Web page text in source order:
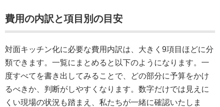
費用の内訳と項目別の目安
対面キッチン化に必要な費用内訳は、大きく9項目ほどに分
類できます。一覧にまとめると以下のようになります。一
度すべてを書き出してみることで、どの部分に予算をかけ
るべきか、判断がしやすくなります。数字だけでは見えに
くい現場の状況も踏まえ、私たちが一緒に確認いたしま